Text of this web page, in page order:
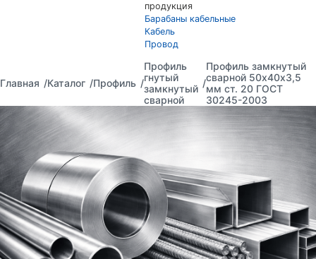
продукция
Барабаны кабельные
Кабель
Провод
Главная Каталог Профиль
Профиль
гнутый
замкнутый
сварной
Профиль замкнутый
сварной 50х40х3,5
мм ст. 20 ГОСТ
30245-2003